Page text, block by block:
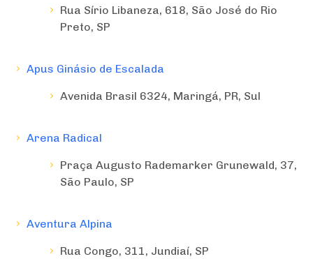
Rua Sírio Libaneza, 618, São José do Rio
Preto, SP
Apus Ginásio de Escalada
Avenida Brasil 6324, Maringá, PR, Sul
Arena Radical
Praça Augusto Rademarker Grunewald, 37,
São Paulo, SP
Aventura Alpina
Rua Congo, 311, Jundiaí, SP